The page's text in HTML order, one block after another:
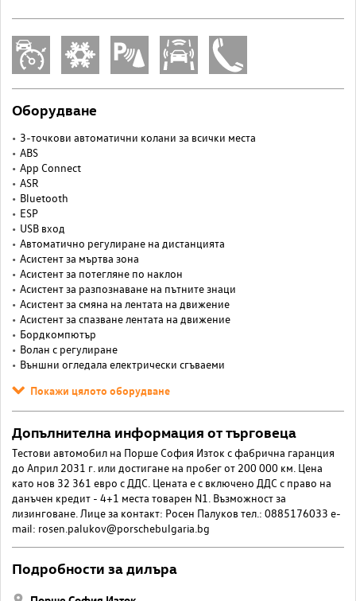
Оборудване
3-точкови автоматични колани за всички места
ABS
App Connect
ASR
Bluetooth
ESP
USB вход
Автоматично регулиране на дистанцията
Асистент за мъртва зона
Асистент за потегляне по наклон
Асистент за разпознаване на пътните знаци
Асистент за смяна на лентата на движение
Асистент за спазване лентата на движение
Бордкомпютър
Волан с регулиране
Външни огледала електрически сгъваеми
Покажи цялото оборудване
Допълнителна информация от търговеца
Тестови автомобил на Порше София Изток с фабрична гаранция
до Април 2031 г. или достигане на пробег от 200 000 км. Цена
като нов 32 361 евро с ДДС. Цената е с включено ДДС с право на
данъчен кредит - 4+1 места товарен N1. Възможност за
лизинговане. Лице за контакт: Росен Палуков тел.: 0885176033 e-
mail: rosen.palukov@porschebulgaria.bg
Подробности за дилъра